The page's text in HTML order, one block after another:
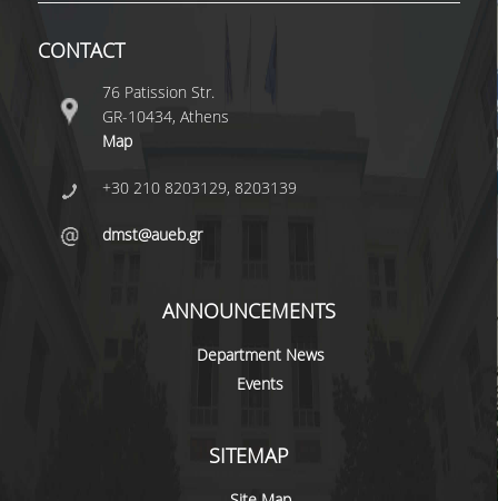
CONTACT
76 Patission Str.
GR-10434, Athens
Map
+30 210 8203129, 8203139
dmst@aueb.gr
ANNOUNCEMENTS
Department News
Events
SITEMAP